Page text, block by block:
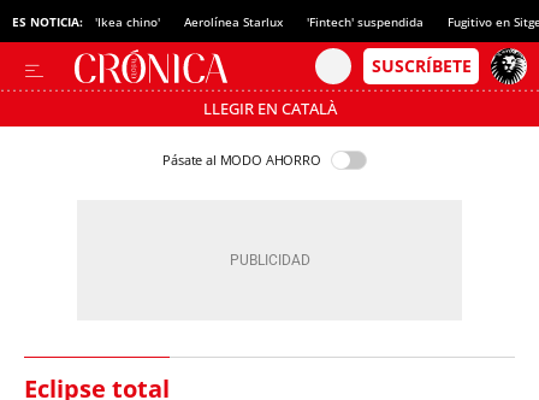
ES NOTICIA: 'Ikea chino' Aerolínea Starlux 'Fintech' suspendida Fugitivo en
LLEGIR EN CATALÀ
Pásate al MODO AHORRO
Eclipse total